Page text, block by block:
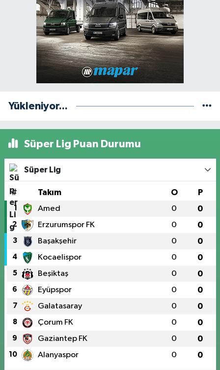
Yükleniyor...
Süper Lig Puan Durumu
Süper Lig
# Takım O P
1 Amed 0 0
2 Erzurumspor FK 0 0
3 Başakşehir 0 0
4 Kocaelispor 0 0
5 Beşiktaş 0 0
6 Eyüpspor 0 0
7 Galatasaray 0 0
8 Çorum FK 0 0
9 Gaziantep FK 0 0
10 Alanyaspor 0 0